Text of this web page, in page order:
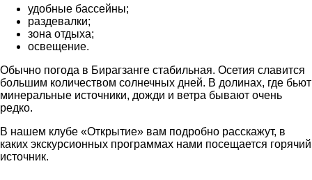
удобные бассейны;
раздевалки;
зона отдыха;
освещение.
Обычно погода в Бирагзанге стабильная. Осетия славится
большим количеством солнечных дней. В долинах, где бьют
минеральные источники, дожди и ветра бывают очень
редко.
В нашем клубе «Открытие» вам подробно расскажут, в
каких экскурсионных программах нами посещается горячий
источник.